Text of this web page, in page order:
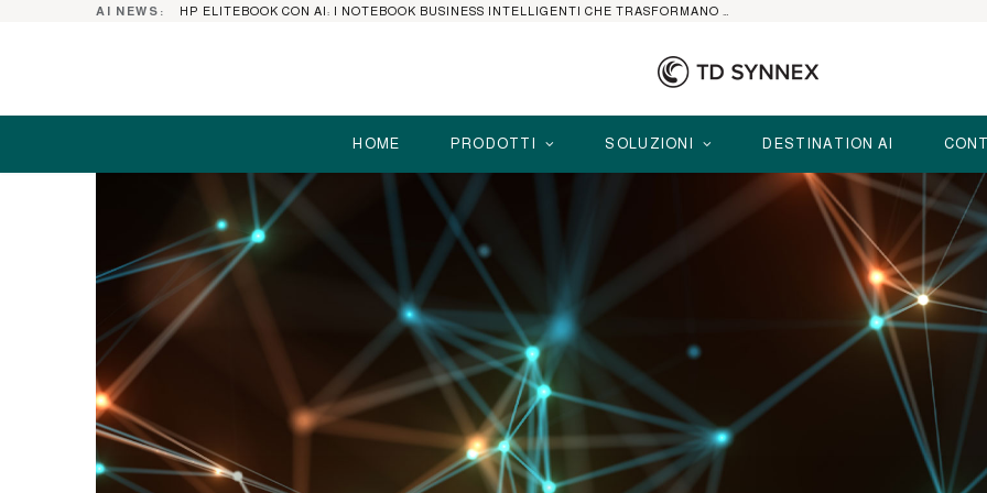
AI NEWS:
HOME PRODOTTI SOLUZIONI DESTINATION AI